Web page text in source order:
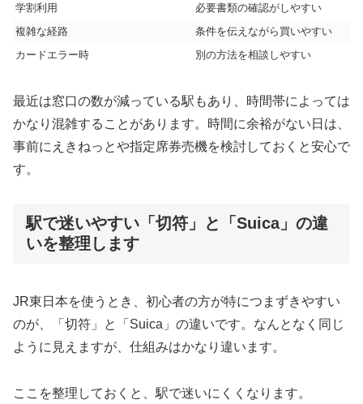
学割利用
必要書類の確認がしやすい
複雑な経路
条件を伝えながら買いやすい
カードエラー時
別の方法を相談しやすい
最近は窓口の数が減っている駅もあり、時間帯によっては
かなり混雑することがあります。時間に余裕がない日は、
事前にえきねっとや指定席券売機を検討しておくと安心で
す。
駅で迷いやすい「切符」と「Suica」の違
いを整理します
JR東日本を使うとき、初心者の方が特につまずきやすい
のが、「切符」と「Suica」の違いです。なんとなく同じ
ように見えますが、仕組みはかなり違います。
ここを整理しておくと、駅で迷いにくくなります。